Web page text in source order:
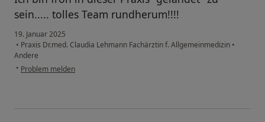
sein..... tolles Team rundherum!!!!
19. Januar 2025
• Praxis Dr.med. Claudia Lehmann Fachärztin f. Allgemeinmedizin •
Andere
• Problem melden